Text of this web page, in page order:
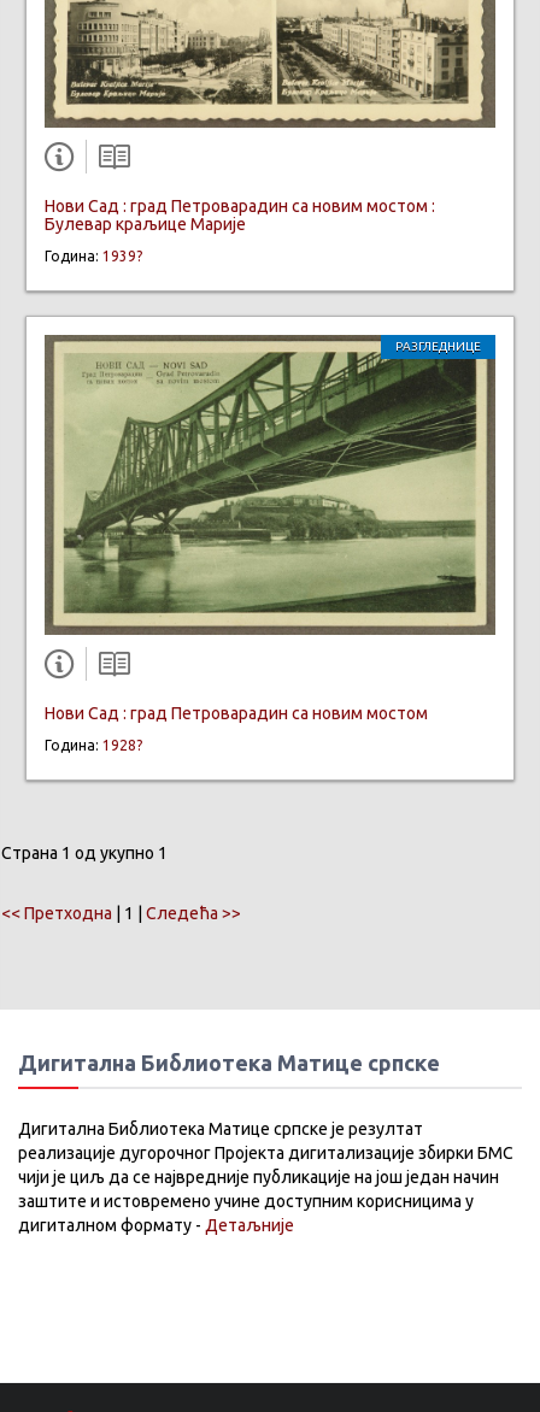
Нови Сад : град Петроварадин са новим мостом :
Булевар краљице Марије
Година: 1939?
РАЗГЛЕДНИЦЕ
Нови Сад : град Петроварадин са новим мостом
Година: 1928?
Страна 1 од укупно 1
<< Претходна | 1 | Следећа >>
Дигитална Библиотека Матице српске
Дигитална Библиотека Матице српске је резултат
реализације дугорочног Пројекта дигитализације збирки БМС
чији је циљ да се највредније публикације на још један начин
заштите и истовремено учине доступним корисницима у
дигиталном формату - Детаљније